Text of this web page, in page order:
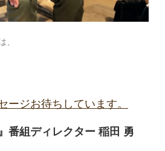
、
ージお待ちしています。
番組ディレクター 稲田 勇